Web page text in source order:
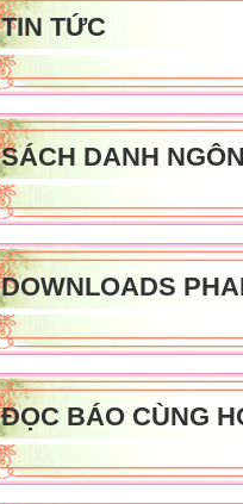
TIN TỨC
SÁCH DANH
DOWNLOADS
ĐỌC BÁO CÙNG